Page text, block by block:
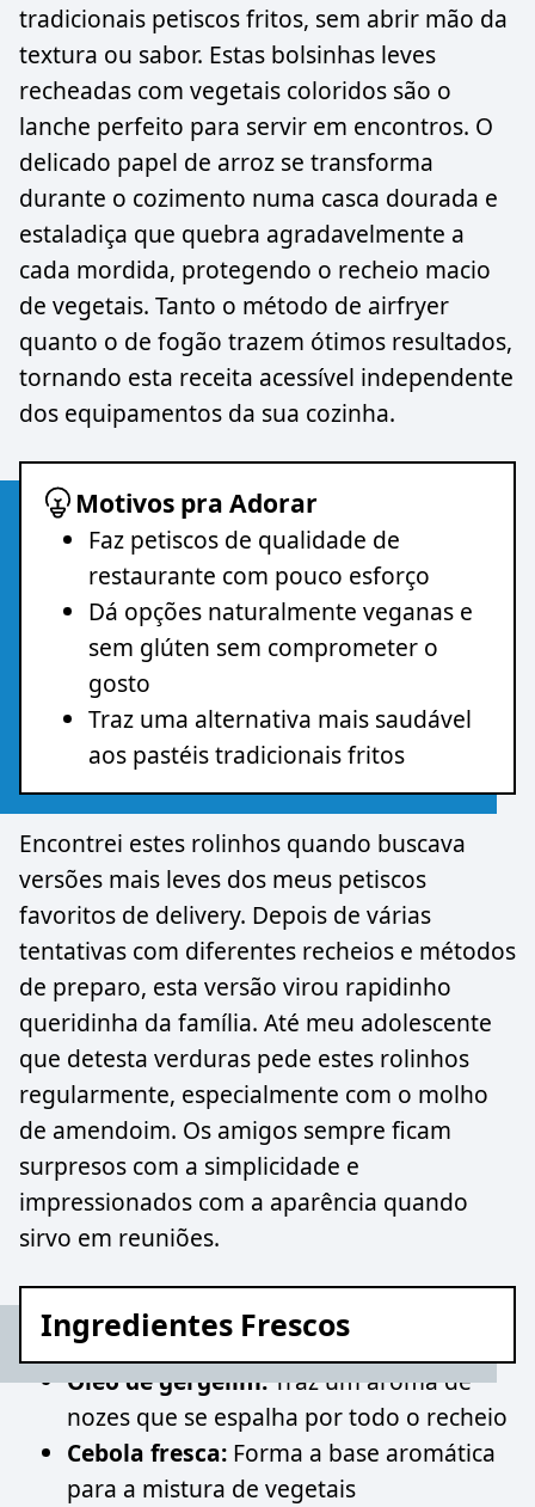
tradicionais petiscos fritos, sem abrir mão da
textura ou sabor. Estas bolsinhas leves
recheadas com vegetais coloridos são o
lanche perfeito para servir em encontros. O
delicado papel de arroz se transforma
durante o cozimento numa casca dourada e
estaladiça que quebra agradavelmente a
cada mordida, protegendo o recheio macio
de vegetais. Tanto o método de airfryer
quanto o de fogão trazem ótimos resultados,
tornando esta receita acessível independente
dos equipamentos da sua cozinha.
Motivos pra Adorar
Faz petiscos de qualidade de
restaurante com pouco esforço
Dá opções naturalmente veganas e
sem glúten sem comprometer o
gosto
Traz uma alternativa mais saudável
aos pastéis tradicionais fritos
Encontrei estes rolinhos quando buscava
versões mais leves dos meus petiscos
favoritos de delivery. Depois de várias
tentativas com diferentes recheios e métodos
de preparo, esta versão virou rapidinho
queridinha da família. Até meu adolescente
que detesta verduras pede estes rolinhos
regularmente, especialmente com o molho
de amendoim. Os amigos sempre ficam
surpresos com a simplicidade e
impressionados com a aparência quando
sirvo em reuniões.
Ingredientes Frescos
Óleo de gergelim:Traz um aroma de
nozes que se espalha por todo o recheio
Cebola fresca: Forma a base aromática
para a mistura de vegetais